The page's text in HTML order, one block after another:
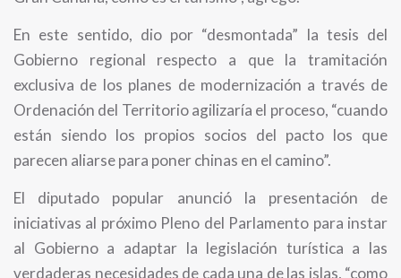
En este sentido, dio por “desmontada” la tesis del
Gobierno regional respecto a que la tramitación
exclusiva de los planes de modernización a través de
Ordenación del Territorio agilizaría el proceso, “cuando
están siendo los propios socios del pacto los que
parecen aliarse para poner chinas en el camino”.
El diputado popular anunció la presentación de
iniciativas al próximo Pleno del Parlamento para instar
al Gobierno a adaptar la legislación turística a las
verdaderas necesidades de cada una de las islas, “como